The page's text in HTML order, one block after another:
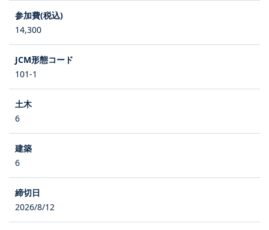
14,300
101-1
6
6
2026/8/12